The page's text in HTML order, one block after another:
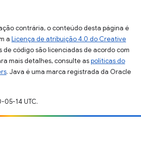
contrária, o conteúdo desta página é
a Licença de atribuição 4.0 do Creative
de código são licenciadas de acordo com
mais detalhes, consulte aspolíticas do
. Java é uma marca registrada da Oracle
14 UTC.